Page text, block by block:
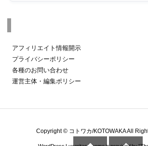
アフィリエイト情報開示
プライバシーポリシー
各種のお問い合わせ
運営主体・編集ポリシー
Copyright © コトワカ/KOTOWAKAAll